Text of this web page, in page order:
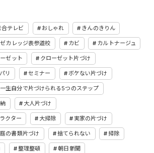
合テレビ おしゃれ きんのきりん
カレッジ表参道校 カビ カルトナージュ
ゼット クローゼット片づけ
リ セミナー ボケない片づけ
一生自分で片づけられる5つのステップ
大人片づけ
クター 大掃除 実家の片づけ
の書類片づけ 捨てられない 掃除
整理整頓 朝日新聞